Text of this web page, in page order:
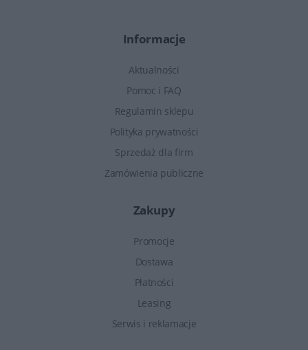
Informacje
Aktualności
Pomoc i FAQ
Regulamin sklepu
Polityka prywatności
Sprzedaż dla firm
Zamówienia publiczne
Zakupy
Promocje
Dostawa
Płatności
Leasing
Serwis i reklamacje